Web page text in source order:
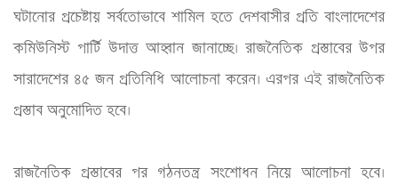
ঘটানোর প্রচেষ্টায় সর্বতোভাবে শামিল হতে দেশবাসীর প্রতি বাংলাদেশের
কমিউনিস্ট পার্টি উদাত্ত আহ্বান জানাচ্ছে। রাজনৈতিক প্রস্তাবের উপর
সারাদেশের ৪৫ জন প্রতিনিধি আলোচনা করেন। এরপর এই রাজনৈতিক
প্রস্তাব অনুমোদিত হবে।
রাজনৈতিক প্রস্তাবের পর গঠনতন্ত্র সংশোধন নিয়ে আলোচনা হবে।